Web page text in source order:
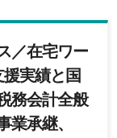
／在宅ワー
実績と国
務会計全般
業承継、